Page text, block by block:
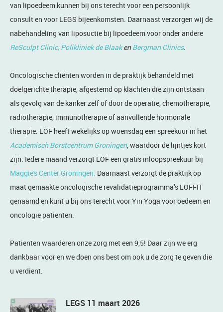
van lipoedeem kunnen bij ons terecht voor een persoonlijk
consult en voor LEGS bijeenkomsten. Daarnaast verzorgen wij de
nabehandeling van liposuctie bij lipoedeem voor onder andere
ReSculpt Clinic, Polikliniek de BlaakenBergman Clinics.
Oncologische cliënten worden in de praktijk behandeld met
doelgerichte therapie, afgestemd op klachten die zijn ontstaan
als gevolg van de kanker zelf of door de operatie, chemotherapie,
radiotherapie, immunotherapie of aanvullende hormonale
therapie. LOF heeft wekelijks op woensdag een spreekuur in het
Academisch Borstcentrum Groningen, waardoor de lijntjes kort
zijn. Iedere maand verzorgt LOF een gratis inloopspreekuur bij
Maggie's Center Groningen. Daarnaast verzorgt de praktijk op
maat gemaakte oncologische revalidatieprogramma’s LOFFIT
genaamd en kunt u bij ons terecht voor Yin Yoga voor oedeem en
oncologie patienten.
Patienten waarderen onze zorg met een 9,5! Daar zijn we erg
dankbaar voor en we doen ons best om ook u de zorg te geven die
u verdient.
LEGS 11 maart 2026